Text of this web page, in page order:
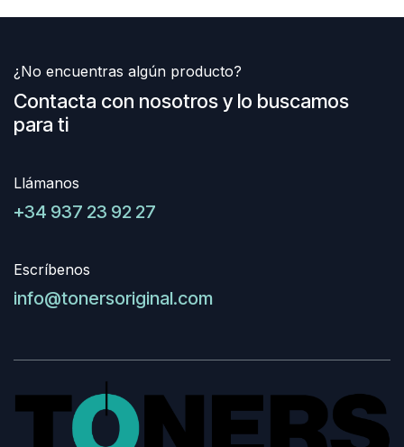
¿No encuentras algún producto?
Contacta con nosotros y lo buscamos
para ti
Llámanos
+34 937 23 92 27
Escríbenos
info@tonersoriginal.com